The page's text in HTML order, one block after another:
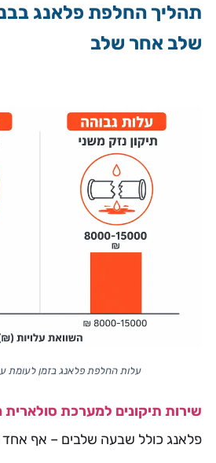
תהליך החלפת פלאנג
שלב אחר שלב
עלות החלפת פלאנג בזמן לעומת
שירות תיקונים למערכת סולארית
פלאנג כולל שבעה שלבים – אף אחד